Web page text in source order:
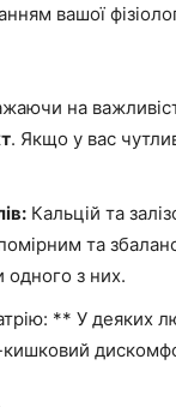
вашої
на
. Якщо у вас
Кальцій та
та
одного з них.
** У деяких